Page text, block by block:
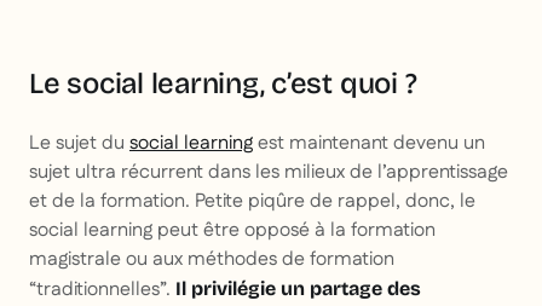
Le social learning, c’est quoi ?
Le sujet du social learningest maintenant devenu un
sujet ultra récurrent dans les milieux de l’apprentissage
et de la formation. Petite piqûre de rappel, donc, le
social learning peut être opposé à la formation
magistrale ou aux méthodes de formation
“traditionnelles”. Il privilégie un partage des